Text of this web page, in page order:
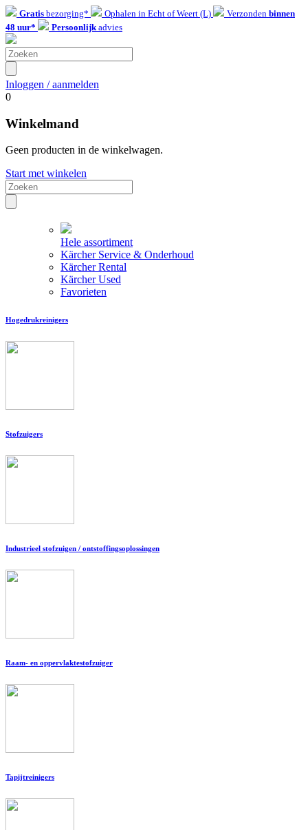
Gratis bezorging* Ophalen in Echt of Weert (L) Verzonden binnen
48 uur*
Persoonlijkadvies
Inloggen / aanmelden
0
Winkelmand
Geen producten in de winkelwagen.
Start met winkelen
Hele assortiment
Kärcher Service & Onderhoud
Kärcher Rental
Kärcher Used
Favorieten
Hogedrukreinigers
Stofzuigers
Industrieel stofzuigen / ontstoffingsoplossingen
Raam- en oppervlaktestofzuiger
Tapijtreinigers